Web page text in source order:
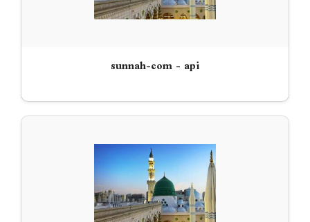
sunnah-com - api